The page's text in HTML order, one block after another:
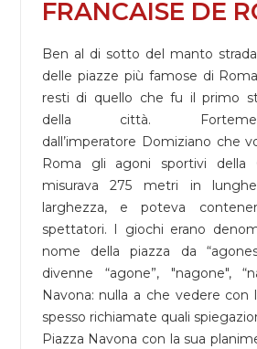
FRANCAISE DE
Ben al di sotto del manto
delle piazze più famose di
resti di quello che fu il primo
della città.
dall’imperatore Domiziano che
Roma gli agoni sportivi della
misurava 275 metri in
larghezza, e poteva
spettatori. I giochi erano
nome della piazza da
divenne “agone”, "nagone",
Navona: nulla a che vedere con
spesso richiamate quali
Piazza Navona con la sua